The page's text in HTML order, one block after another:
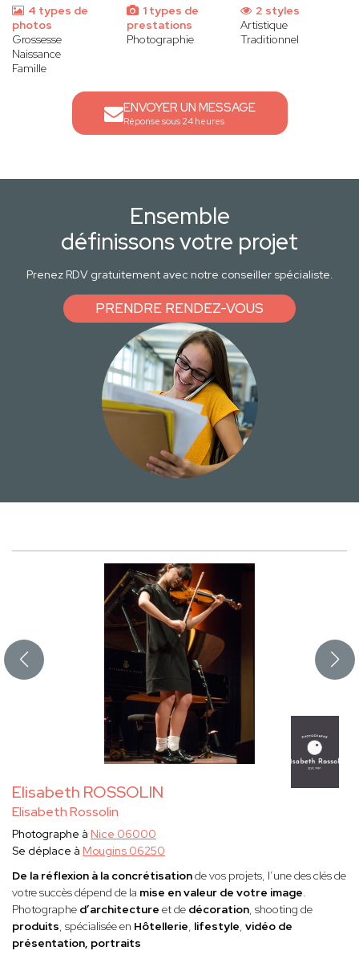
4 types de
photos
Grossesse
Naissance
Famille
1 types de
prestations
Photographie
2 styles
Artistique
Traditionnel
ENVOYER UN MESSAGE
Réponse sous 24 heures
Ensemble
définissons votre projet
Prenez RDV gratuitement avec notre conseiller spécialiste.
PRENDRE RENDEZ-VOUS
Elisabeth ROSSOLIN
Elisabeth Rossolin
Photographe à Nice 06000
Se déplace à Mougins 06250
De la réflexion à la concrétisationde vos projets, l’une des clés de
votre succès dépend de la mise en valeur de votre image.
Photographe d’architecture et de décoration, shooting de
produits, spécialisée en Hôtellerie, lifestyle, vidéo de
présentation, portraits